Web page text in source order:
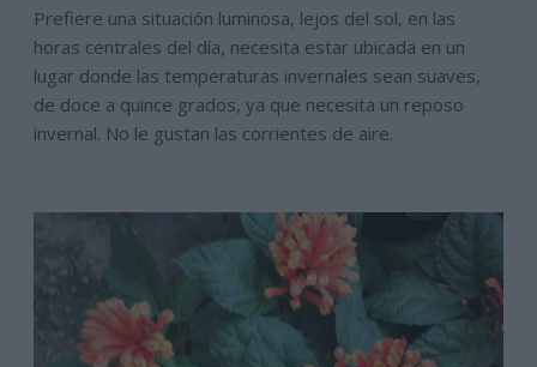
Prefiere una situación luminosa, lejos del sol, en las
horas centrales del día, necesita estar ubicada en un
lugar donde las temperaturas invernales sean suaves,
de doce a quince grados, ya que necesita un reposo
invernal. No le gustan las corrientes de aire.